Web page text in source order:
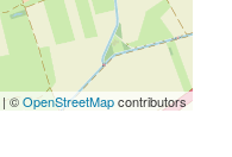
| ©OpenStreetMapcontributors